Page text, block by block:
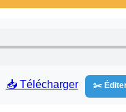
📥 Télécharger ✂️